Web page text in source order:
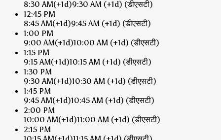
8:30 AM(+1d)9:30 AM (+1d) (डीएसटी)
12:45 PM
8:45 AM(+1d)9:45 AM (+1d) (डीएसटी)
1:00 PM
9:00 AM(+1d)10:00 AM (+1d) (डीएसटी)
1:15 PM
9:15 AM(+1d)10:15 AM (+1d) (डीएसटी)
1:30 PM
9:30 AM(+1d)10:30 AM (+1d) (डीएसटी)
1:45 PM
9:45 AM(+1d)10:45 AM (+1d) (डीएसटी)
2:00 PM
10:00 AM(+1d)11:00 AM (+1d) (डीएसटी)
2:15 PM